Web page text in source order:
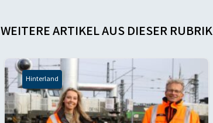
WEITERE ARTIKEL AUS DIESER RUBRIK
Hinterland